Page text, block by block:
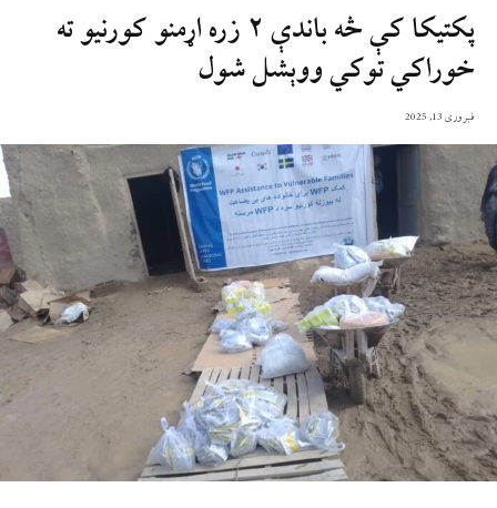
پکتيکا کې څه باندې ۲ زره اړمنو کورنيو ته
خوراکي توکي ووېشل شول
فبروری 13, 2025